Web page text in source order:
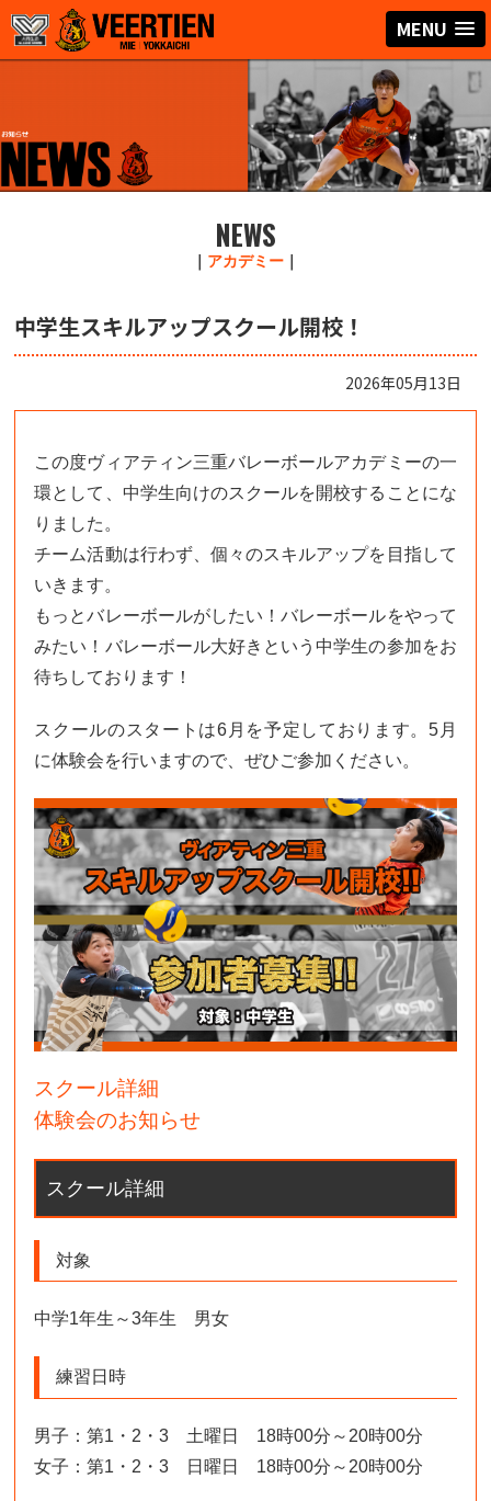
MENU
NEWS
アカデミー
中学生スキルアップスクール開校！
2026年05月13日
この度ヴィアティン三重バレーボールアカデミーの一
環として、中学生向けのスクールを開校することにな
りました。
チーム活動は行わず、個々のスキルアップを目指して
いきます。
もっとバレーボールがしたい！バレーボールをやって
みたい！バレーボール大好きという中学生の参加をお
待ちしております！
スクールのスタートは6月を予定しております。5月
に体験会を行いますので、ぜひご参加ください。
スクール詳細
体験会のお知らせ
スクール詳細
対象
中学1年生～3年生 男女
練習日時
男子：第1・2・3 土曜日 18時00分～20時00分
女子：第1・2・3 日曜日 18時00分～20時00分